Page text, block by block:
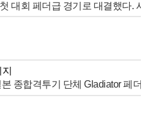
대회 페더급 경기로 대결했다.
종합격투기 단체 Gladiator 페더